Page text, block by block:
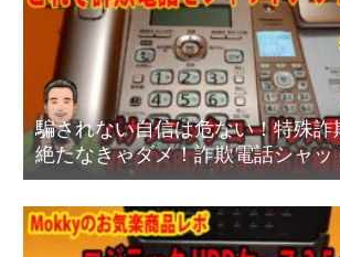
騙されない自信は危ない！特殊詐
絶たなきゃダメ！詐欺電話シャッ
法